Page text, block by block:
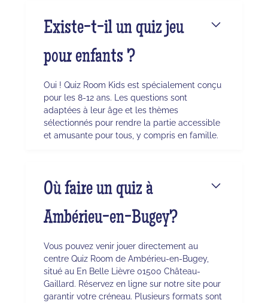
Existe-t-il un quiz jeu
pour enfants ?
Oui ! Quiz Room Kids est spécialement conçu
pour les 8-12 ans. Les questions sont
adaptées à leur âge et les thèmes
sélectionnés pour rendre la partie accessible
et amusante pour tous, y compris en famille.
Où faire un quiz à
Ambérieu-en-Bugey?
Vous pouvez venir jouer directement au
centre Quiz Room de Ambérieu-en-Bugey,
situé au En Belle Lièvre 01500 Château-
Gaillard. Réservez en ligne sur notre site pour
garantir votre créneau. Plusieurs formats sont